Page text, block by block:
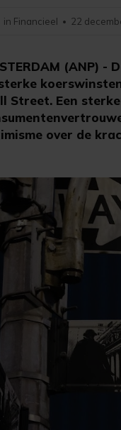
(ANP)
Street. Een
over de
in Financieel • 22